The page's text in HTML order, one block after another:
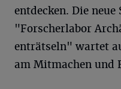
entdecken. Die
"Forscherlabor
enträtseln" wartet
am Mitmachen und